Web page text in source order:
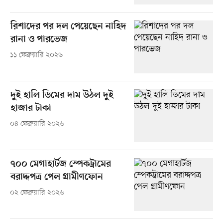
রিশাদের পর দল পেয়েছেন নাহিদ
রানা ও পারভেজ
১১ ফেব্রুয়ারি ২০২৬
দুই হালি ডিমের দাম উঠল দুই
হাজার টাকা
০৪ ফেব্রুয়ারি ২০২৬
৭০০ মেগাহার্টজ স্পেকট্রামের
বরাদ্দপত্র পেল গ্রামীণফোন
০২ ফেব্রুয়ারি ২০২৬